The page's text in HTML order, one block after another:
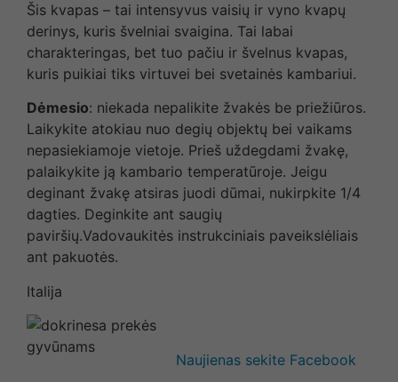
Šis kvapas – tai intensyvus vaisių ir vyno kvapų
derinys, kuris švelniai svaigina. Tai labai
charakteringas, bet tuo pačiu ir švelnus kvapas,
kuris puikiai tiks virtuvei bei svetainės kambariui.
Dėmesio: niekada nepalikite žvakės be priežiūros.
Laikykite atokiau nuo degių objektų bei vaikams
nepasiekiamoje vietoje. Prieš uždegdami žvakę,
palaikykite ją kambario temperatūroje. Jeigu
deginant žvakę atsiras juodi dūmai, nukirpkite 1/4
dagties. Deginkite ant saugių
paviršių.Vadovaukitės instrukciniais paveikslėliais
ant pakuotės.
Italija
Naujienas sekite Facebook